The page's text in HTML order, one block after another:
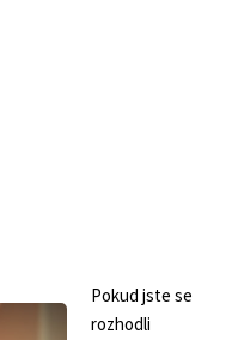
Pokud jste se
rozhodli